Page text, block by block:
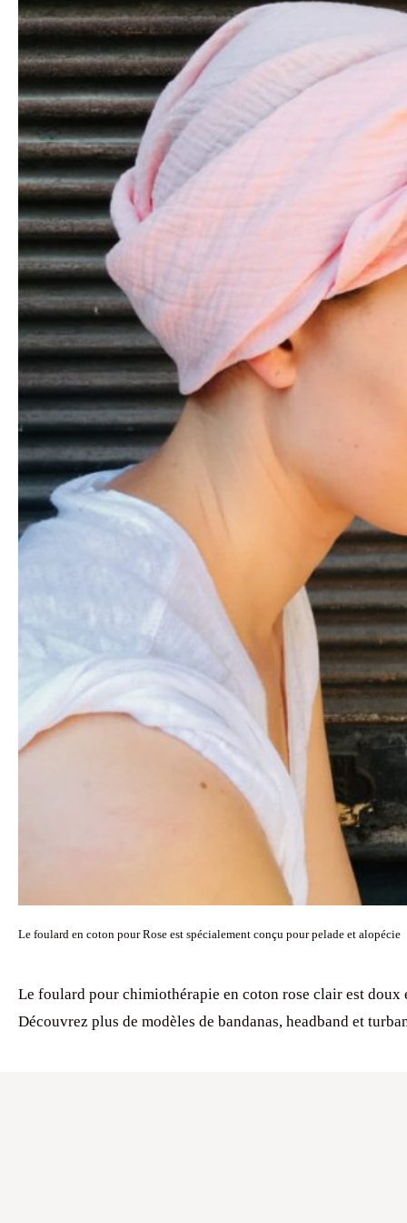
Le foulard en coton pour Rose est spécialement conçu pour pelade et alopécie
Le foulard pour chimiothérapie en coton rose clair est doux
Découvrez plus de modèles de bandanas, headband et